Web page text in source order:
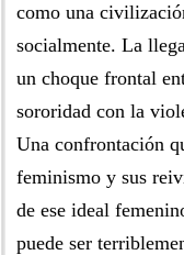
como una
socialmente. La
un choque frontal
sororidad con la
Una confrontación
feminismo y sus
de ese ideal
puede ser